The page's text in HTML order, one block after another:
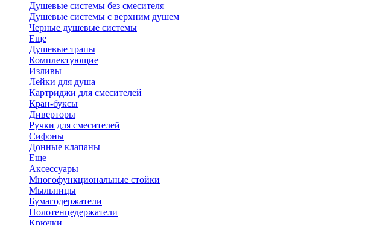
Душевые системы без смесителя
Душевые системы с верхним душем
Черные душевые системы
Еще
Душевые трапы
Комплектующие
Изливы
Лейки для душа
Картриджи для смесителей
Кран-буксы
Диверторы
Ручки для смесителей
Сифоны
Донные клапаны
Еще
Аксессуары
Многофункциональные стойки
Мыльницы
Бумагодержатели
Полотенцедержатели
Крючки